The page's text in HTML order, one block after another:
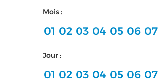
Mois :
01 02 03 04 05 06 07
Jour :
01 02 03 04 05 06 07